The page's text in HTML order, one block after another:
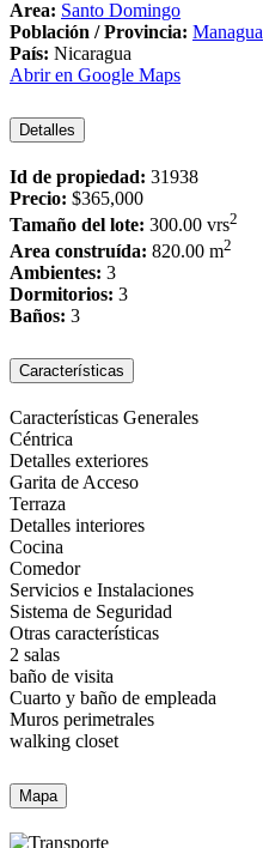
Area: Santo Domingo
Población / Provincia: Managua
País: Nicaragua
Abrir en Google Maps
Detalles
Id de propiedad: 31938
Precio: $365,000
Tamaño del lote: 300.00 vrs2
Area construída: 820.00 m2
Ambientes: 3
Dormitorios: 3
Baños: 3
Características
Características Generales
Céntrica
Detalles exteriores
Garita de Acceso
Terraza
Detalles interiores
Cocina
Comedor
Servicios e Instalaciones
Sistema de Seguridad
Otras características
2 salas
baño de visita
Cuarto y baño de empleada
Muros perimetrales
walking closet
Mapa